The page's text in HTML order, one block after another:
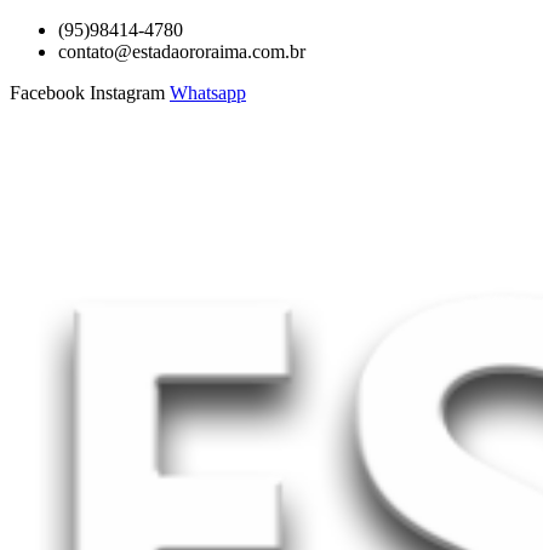
para
conteúdo
(95)98414-4780
contato@estadaororaima.com.br
Facebook Instagram Whatsapp